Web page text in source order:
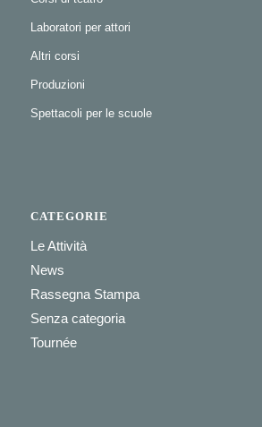
Laboratori per attori
Altri corsi
Produzioni
Spettacoli per le scuole
CATEGORIE
Le Attività
News
Rassegna Stampa
Senza categoria
Tournée